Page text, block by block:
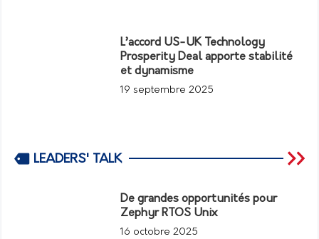
L’accord US-UK Technology
Prosperity Deal apporte stabilité
et dynamisme
19 septembre 2025
LEADERS' TALK
De grandes opportunités pour
Zephyr RTOS Unix
16 octobre 2025